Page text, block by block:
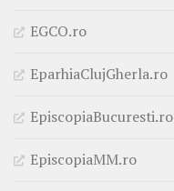
EGCO.ro
EparhiaClujGherla.ro
EpiscopiaBucuresti.ro
EpiscopiaMM.ro